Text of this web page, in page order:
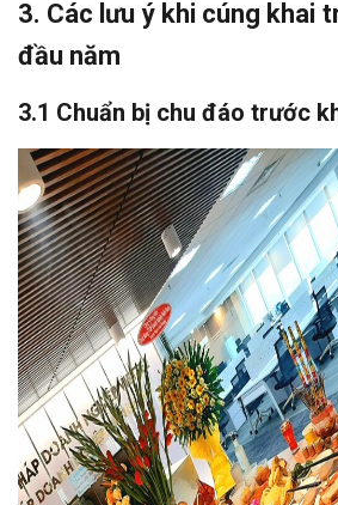
3. Các lưu ý khi cúng khai
đầu năm
3.1 Chuẩn bị chu đáo trước